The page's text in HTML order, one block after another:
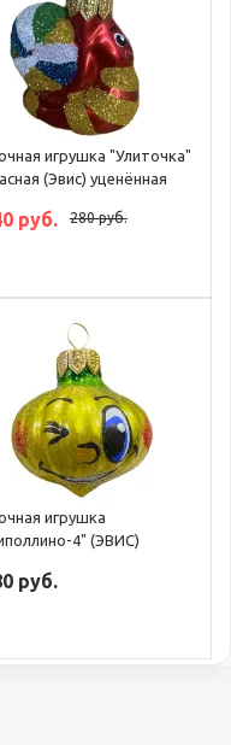
игрушка "Улиточка"
(Эвис) уценённая
руб. 280 руб.
игрушка
4" (ЭВИС)
руб.